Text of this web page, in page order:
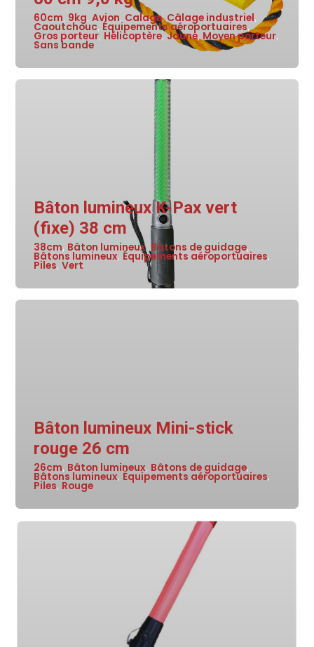
60cm, 9kg, Avion, Calage,Câlage industriel,
Caoutchouc, Équipements aéroportuaires,
Gros porteur, Hélicoptère,Jaune, Moyen porteur,
Sans bande
Bâton lumineux K-Pax vert
(fixe) 38 cm
38cm, Bâton lumineux, Bâtons de guidage,
Bâtons lumineux, Équipements aéroportuaires,
Piles,Vert
Bâton lumineux Mini-stick
rouge 26 cm
26cm, Bâton lumineux, Bâtons de guidage,
Bâtons lumineux, Équipements aéroportuaires,
Piles, Rouge